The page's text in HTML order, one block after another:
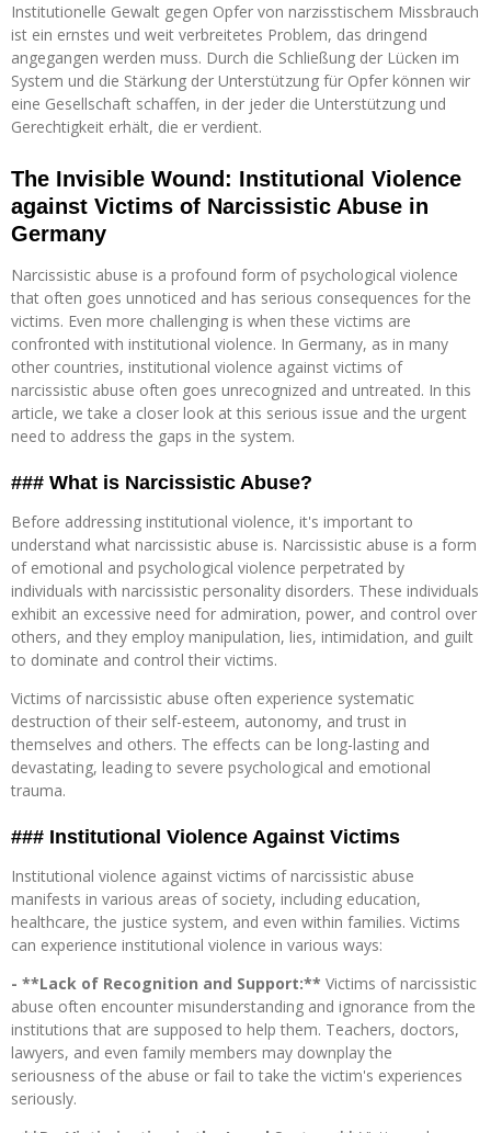
Institutionelle Gewalt gegen Opfer von narzisstischem Missbrauch
ist ein ernstes und weit verbreitetes Problem, das dringend
angegangen werden muss. Durch die Schließung der Lücken im
System und die Stärkung der Unterstützung für Opfer können wir
eine Gesellschaft schaffen, in der jeder die Unterstützung und
Gerechtigkeit erhält, die er verdient.
The Invisible Wound: Institutional Violence
against Victims of Narcissistic Abuse in
Germany
Narcissistic abuse is a profound form of psychological violence
that often goes unnoticed and has serious consequences for the
victims. Even more challenging is when these victims are
confronted with institutional violence. In Germany, as in many
other countries, institutional violence against victims of
narcissistic abuse often goes unrecognized and untreated. In this
article, we take a closer look at this serious issue and the urgent
need to address the gaps in the system.
### What is Narcissistic Abuse?
Before addressing institutional violence, it's important to
understand what narcissistic abuse is. Narcissistic abuse is a form
of emotional and psychological violence perpetrated by
individuals with narcissistic personality disorders. These individuals
exhibit an excessive need for admiration, power, and control over
others, and they employ manipulation, lies, intimidation, and guilt
to dominate and control their victims.
Victims of narcissistic abuse often experience systematic
destruction of their self-esteem, autonomy, and trust in
themselves and others. The effects can be long-lasting and
devastating, leading to severe psychological and emotional
trauma.
### Institutional Violence Against Victims
Institutional violence against victims of narcissistic abuse
manifests in various areas of society, including education,
healthcare, the justice system, and even within families. Victims
can experience institutional violence in various ways:
- **Lack of Recognition and Support:** Victims of narcissistic
abuse often encounter misunderstanding and ignorance from the
institutions that are supposed to help them. Teachers, doctors,
lawyers, and even family members may downplay the
seriousness of the abuse or fail to take the victim's experiences
seriously.